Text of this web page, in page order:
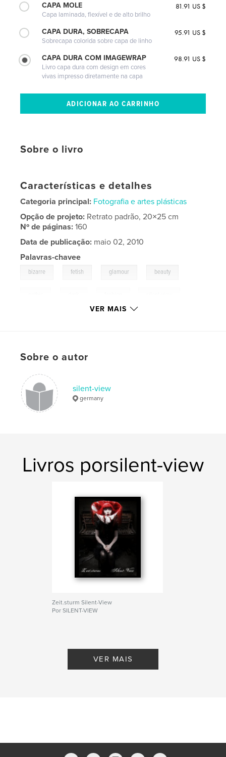
CAPA MOLE
Capa laminada, flexível e de alto brilho
81.91 US $
CAPA DURA, SOBRECAPA
Sobrecapa colorida sobre capa de linho
95.91 US $
CAPA DURA COM IMAGEWRAP
Livro capa dura com design em cores
vivas impresso diretamente na capa
98.91 US $
Sobre o livro
Características e detalhes
Categoria principal: Fotografia e artes plásticas
Opção de projeto: Retrato padrão, 20×25 cm
Nº de páginas:160
Data de publicação: maio 02, 2010
Palavras-chavee
bizarre fetish glamour beauty
VER MAIS
Sobre o autor
silent-view
germany
Livros porsilent-view
Zeit.sturm Silent-View
Por SILENT-VIEW
VER MAIS